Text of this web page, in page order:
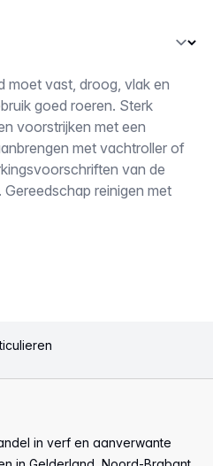
moet vast, droog, vlak en
goed roeren. Sterk
voorstrijken met een
met vachtroller of
van de
reinigen met
in verf en aanverwante